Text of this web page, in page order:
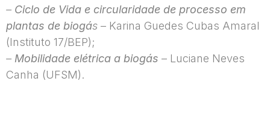
– Ciclo de Vida e circularidade de processo em
plantas de biogás – Karina Guedes Cubas Amaral
(Instituto 17/BEP);
– Mobilidade elétrica a biogás – Luciane Neves
Canha (UFSM).